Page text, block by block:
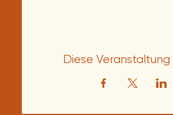
Diese Veranstaltung